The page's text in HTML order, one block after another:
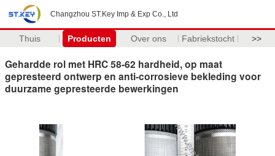
Changzhou ST.Key Imp & Exp Co., Ltd
Thuis Producten Over ons Fabriekstocht >>
Gehardde rol met HRC 58-62 hardheid, op maat
gepresteerd ontwerp en anti-corrosieve bekleding voor
duurzame gepresteerde bewerkingen